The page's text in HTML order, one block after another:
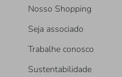
Nosso Shopping
Seja associado
Trabalhe conosco
Sustentabilidade